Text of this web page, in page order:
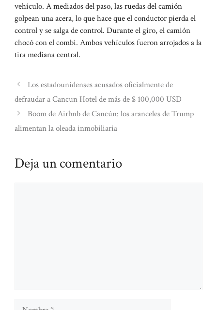
vehículo. A mediados del paso, las ruedas del camión
golpean una acera, lo que hace que el conductor pierda el
control y se salga de control. Durante el giro, el camión
chocó con el combi. Ambos vehículos fueron arrojados a la
tira mediana central.
Los estadounidenses acusados ​​oficialmente de
defraudar a Cancun Hotel de más de $ 100,000 USD
Boom de Airbnb de Cancún: los aranceles de Trump
alimentan la oleada inmobiliaria
Deja un comentario
Nombre